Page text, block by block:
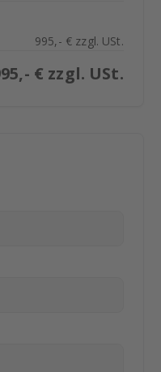
995,- € zzgl. USt.
,- € zzgl. USt.